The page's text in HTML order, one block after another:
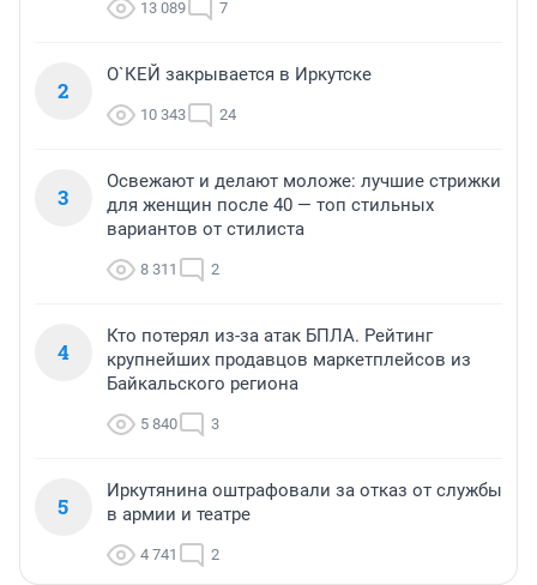
13 089 7
2
О`КЕЙ закрывается в Иркутске
10 343 24
3
Освежают и делают моложе: лучшие стрижки
для женщин после 40 — топ стильных
вариантов от стилиста
8 311 2
4
Кто потерял из-за атак БПЛА. Рейтинг
крупнейших продавцов маркетплейсов из
Байкальского региона
5 840 3
5
Иркутянина оштрафовали за отказ от службы
в армии и театре
4 741 2